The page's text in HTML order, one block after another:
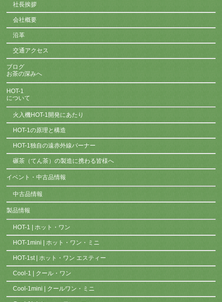
社長挨拶
会社概要
沿革
交通アクセス
ブログ
お茶の深みへ
HOT-1
について
火入機HOT-1開発にあたり
HOT-1の原理と構造
HOT-1独自の遠赤外線バーナー
碾茶（てん茶）の製造に携わる皆様へ
イベント・中古品情報
中古品情報
製品情報
HOT-1 | ホット・ワン
HOT-1mini | ホット・ワン・ミニ
HOT-1st | ホット・ワン エスティー
Cool-1 | クール・ワン
Cool-1mini | クールワン・ミニ